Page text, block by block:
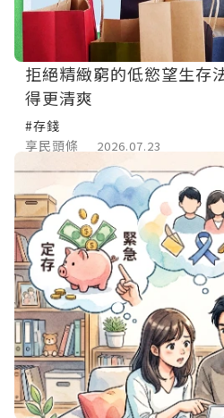
拒絕精緻窮的低慾望生存
得更清爽
#存錢
享民頭條
2026.07.23